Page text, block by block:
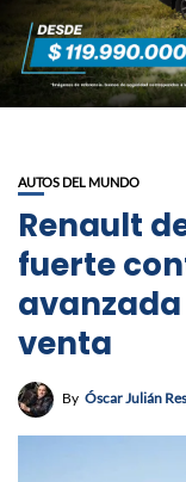
AUTOS DEL MUNDO
Renault
fuerte
venta
By Óscar Julián